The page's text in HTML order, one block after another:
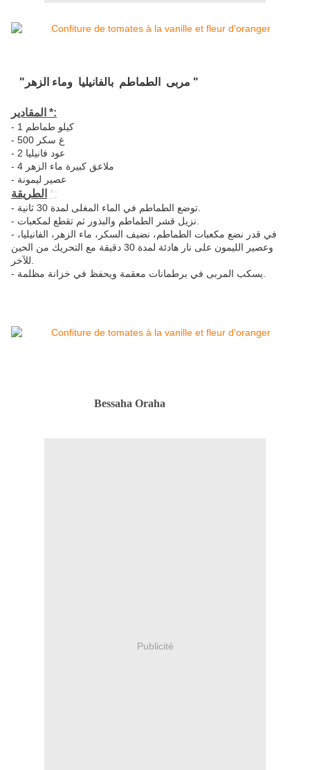
"مربى الطماطم بالفانيليا وماء الزهر "
المقادير *:
- 1 كيلو طماطم
- 500 غ سكر
- 2 عود فانيليا
- عصير ليمونة
الطريقة *:
- في قدر نضع مكعبات الطماطم، نضيف السكر، ماء الزهر، الفانيليا،
وعصير الليمون على نار هادئة لمدة 30 دقيقة مع التحريك من الحين
Bessaha Oraha
Publicité